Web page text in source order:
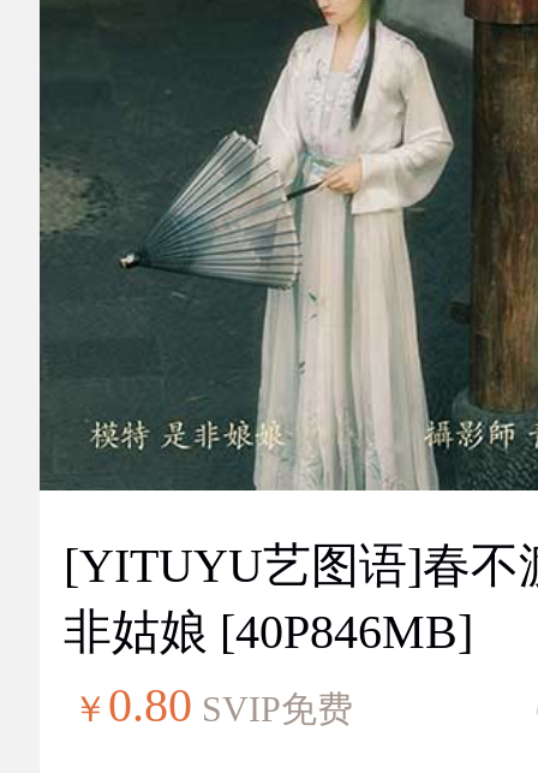
[YITUYU艺图语]春不
非姑娘 [40P846MB]
￥ 0.80 SVIP免费